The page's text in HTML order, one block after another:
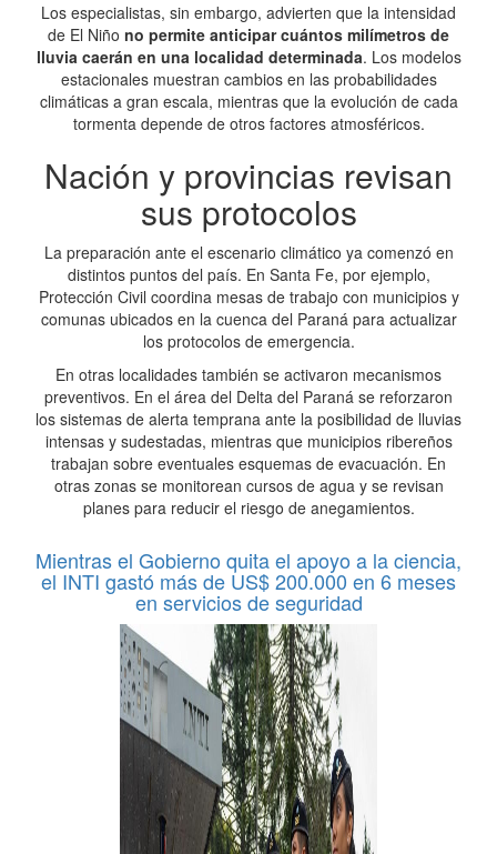
Los especialistas, sin embargo, advierten que la intensidad
de El Niño no permite anticipar cuántos milímetros de
lluvia caerán en una localidad determinada. Los modelos
estacionales muestran cambios en las probabilidades
climáticas a gran escala, mientras que la evolución de cada
tormenta depende de otros factores atmosféricos.
Nación y provincias revisan
sus protocolos
La preparación ante el escenario climático ya comenzó en
distintos puntos del país. En Santa Fe, por ejemplo,
Protección Civil coordina mesas de trabajo con municipios y
comunas ubicados en la cuenca del Paraná para actualizar
los protocolos de emergencia.
En otras localidades también se activaron mecanismos
preventivos. En el área del Delta del Paraná se reforzaron
los sistemas de alerta temprana ante la posibilidad de lluvias
intensas y sudestadas, mientras que municipios ribereños
trabajan sobre eventuales esquemas de evacuación. En
otras zonas se monitorean cursos de agua y se revisan
planes para reducir el riesgo de anegamientos.
Mientras el Gobierno quita el apoyo a la ciencia,
el INTI gastó más de US$ 200.000 en 6 meses
en servicios de seguridad